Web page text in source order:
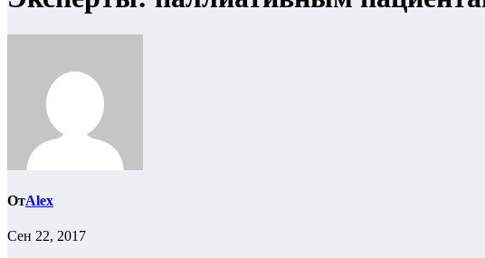
ОтAlex
Сен 22, 2017